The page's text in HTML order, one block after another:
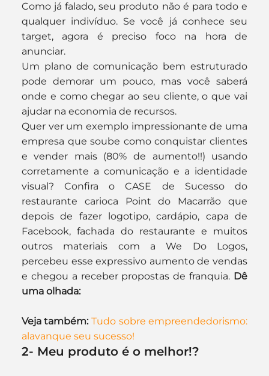
Como já falado, seu produto não é para todo e
qualquer indivíduo. Se você já conhece seu
target, agora é preciso foco na hora de
anunciar.
Um plano de comunicação bem estruturado
pode demorar um pouco, mas você saberá
onde e como chegar ao seu cliente, o que vai
ajudar na economia de recursos.
Quer ver um exemplo impressionante de uma
empresa que soube como conquistar clientes
e vender mais (80% de aumento!!) usando
corretamente a comunicação e a identidade
visual? Confira o CASE de Sucesso do
restaurante carioca Point do Macarrão que
depois de fazer logotipo, cardápio, capa de
Facebook, fachada do restaurante e muitos
outros materiais com a We Do Logos,
percebeu esse expressivo aumento de vendas
e chegou a receber propostas de franquia. Dê
uma olhada:
Veja também: Tudo sobre empreendedorismo:
alavanque seu sucesso!
2- Meu produto é o melhor!?